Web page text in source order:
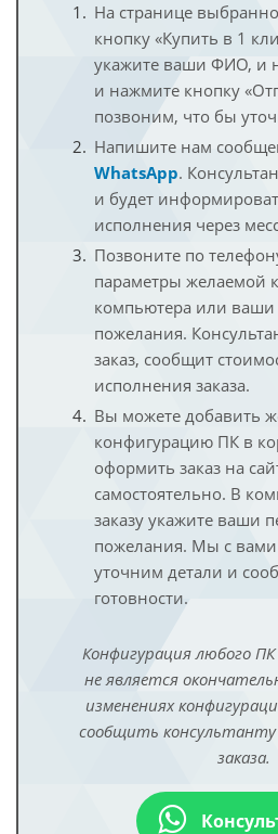
На странице
кнопку «Купить в 1
укажите ваши ФИО, и
и нажмите кнопку
позвоним, что бы
Напишите нам
WhatsApp.
и будет
исполнения через
Позвоните по
параметры желаемой
компьютера или
пожелания.
заказ, сообщит
исполнения заказа.
Вы можете добавить
конфигурацию ПК в
оформить заказ на
самостоятельно. В
заказу укажите ваши
пожелания. Мы с вами
уточним детали и
готовности.
Конфигурация любого
не является
изменениях
сообщить
заказа.